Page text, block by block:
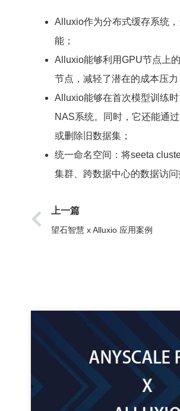
Alluxio作为分布式缓存系统
能；
Alluxio能够利用GPU节点上
节点，减轻了潜在的成本压力
Alluxio能够在首次模型训练
NAS系统。同时，它还能通
或删除旧数据集；
统一命名空间：将seeta
集群、跨数据中心的数据访问
上一篇
望石智慧 x Alluxio 应用案例